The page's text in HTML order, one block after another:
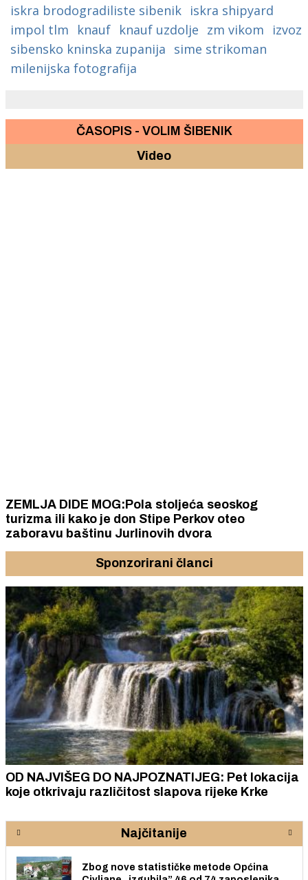
iskra brodogradiliste sibenik iskra shipyard
impol tlm
knauf knauf uzdolje zm vikom
izvoz
sibensko kninska zupanija sime strikoman
milenijska fotografija
ČASOPIS - VOLIM ŠIBENIK
Video
ZEMLJA DIDE MOG:Pola stoljeća seoskog
turizma ili kako je don Stipe Perkov oteo
zaboravu baštinu Jurlinovih dvora
Sponzorirani članci
OD NAJVIŠEG DO NAJPOZNATIJEG: Pet lokacija
koje otkrivaju različitost slapova rijeke Krke
Najčitanije
Zbog nove statističke metode Općina